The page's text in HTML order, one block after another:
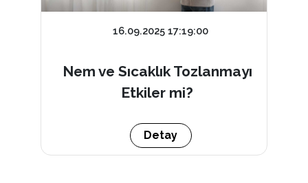
16.09.2025 17:19:00
Nem ve Sıcaklık Tozlanmayı
Etkiler mi?
Detay